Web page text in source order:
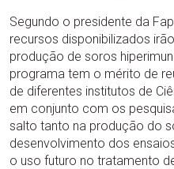
Segundo o presidente da
recursos disponibilizados
produção de soros
programa tem o mérito de
de diferentes institutos de
em conjunto com os
salto tanto na produção do
desenvolvimento dos
o uso futuro no tratamento